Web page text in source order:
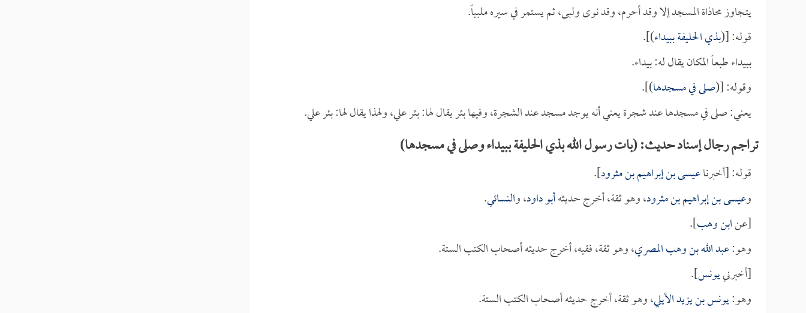
يتجاوز محاذاة المسجد إلا وقد أحرم، وقد نوى ولبى، ثم يستمر في سيره ملبياً.
قوله: [(بذي الحليفة ببيداء)].
ببيداء طبعاً المكان يقال له: بيداء.
وقوله: [(صلى في مسجدها)].
يعني: صلى في مسجدها عند شجرة يعني أنه يوجد مسجد عند الشجرة، وفيها بئر يقال لها: بئر علي، ولهذا يقال لها: بئر علي.
تراجم رجال إسناد حديث: (بات رسول الله بذي الحليفة ببيداء وصلى في مسجدها)
قوله: [أخبرناعيسى بن إبراهيم بن مثرود].
وعيسى بن إبراهيم بن مثرود، وهو ثقة، أخرج حديثهأبو داود، والنسائي.
[عنابن وهب].
وهو:عبد الله بن وهب المصري، وهو ثقة، فقيه، أخرج حديثه أصحاب الكتب الستة.
[أخبرنييونس].
وهو:يونس بن يزيد الأيلي، وهو ثقة، أخرج حديثه أصحاب الكتب الستة.